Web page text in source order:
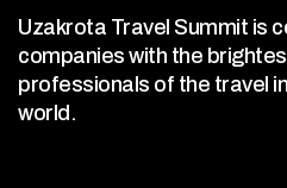
Uzakrota Travel Summit is
companies with the
professionals of the travel
world.